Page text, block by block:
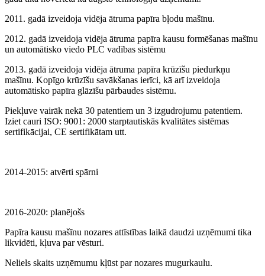
2011. gadā izveidoja vidēja ātruma papīra bļodu mašīnu.
2012. gadā izveidoja vidēja ātruma papīra kausu formēšanas mašīnu
un automātisko viedo PLC vadības sistēmu
2013. gadā izveidoja vidēja ātruma papīra krūzīšu piedurkņu
mašīnu. Kopīgo krūzīšu savākšanas ierīci, kā arī izveidoja
automātisko papīra glāzīšu pārbaudes sistēmu.
Piekļuve vairāk nekā 30 patentiem un 3 izgudrojumu patentiem.
Iziet cauri ISO: 9001: 2000 starptautiskās kvalitātes sistēmas
sertifikācijai, CE sertifikātam utt.
2014-2015: atvērti spārni
2016-2020: planējošs
Papīra kausu mašīnu nozares attīstības laikā daudzi uzņēmumi tika
likvidēti, kļuva par vēsturi.
Neliels skaits uzņēmumu kļūst par nozares mugurkaulu.